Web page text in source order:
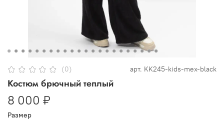
(0) арт. KK245-kids-mex-black
Костюм брючный теплый
8 000 ₽
Размер